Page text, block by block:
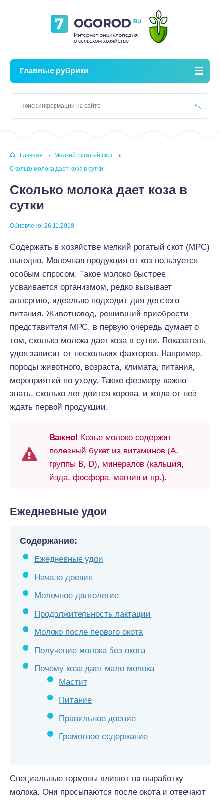
Главные рубрики
Главная
Мелкий рогатый скот
Сколько молока дает коза в сутки
Сколько молока дает коза в
сутки
Обновлено: 26.11.2018
Содержать в хозяйстве мелкий рогатый скот (МРС)
выгодно. Молочная продукция от коз пользуется
особым спросом. Такое молоко быстрее
усваивается организмом, редко вызывает
аллергию, идеально подходит для детского
питания. Животновод, решивший приобрести
представителя МРС, в первую очередь думает о
том, сколько молока дает коза в сутки. Показатель
удоя зависит от нескольких факторов. Например,
породы животного, возраста, климата, питания,
мероприятий по уходу. Также фермеру важно
знать, сколько лет доится корова, и когда от неё
ждать первой продукции.
Важно! Козье молоко содержит
полезный букет из витаминов (А,
группы В, D), минералов (кальция,
йода, фосфора, магния и пр.).
Ежедневные удои
Содержание:
Ежедневные удои
Начало доения
Молочное долголетие
Продолжительность лактации
Молоко после первого окота
Получение молока без окота
Почему коза дает мало молока
Мастит
Питание
Правильное доение
Грамотное содержание
Специальные гормоны влияют на выработку
молока. Они просыпаются после окота и отвечают